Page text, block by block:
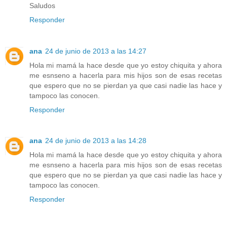
Saludos
Responder
ana 24 de junio de 2013 a las 14:27
Hola mi mamá la hace desde que yo estoy chiquita y ahora
me esnseno a hacerla para mis hijos son de esas recetas
que espero que no se pierdan ya que casi nadie las hace y
tampoco las conocen.
Responder
ana 24 de junio de 2013 a las 14:28
Hola mi mamá la hace desde que yo estoy chiquita y ahora
me esnseno a hacerla para mis hijos son de esas recetas
que espero que no se pierdan ya que casi nadie las hace y
tampoco las conocen.
Responder